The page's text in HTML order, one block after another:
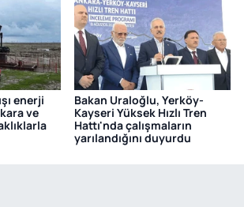
enerji
ve
Bakan Uraloğlu, Yerköy-
Kayseri Yüksek Hızlı Tren
Hattı'nda çalışmaların
yarılandığını duyurdu